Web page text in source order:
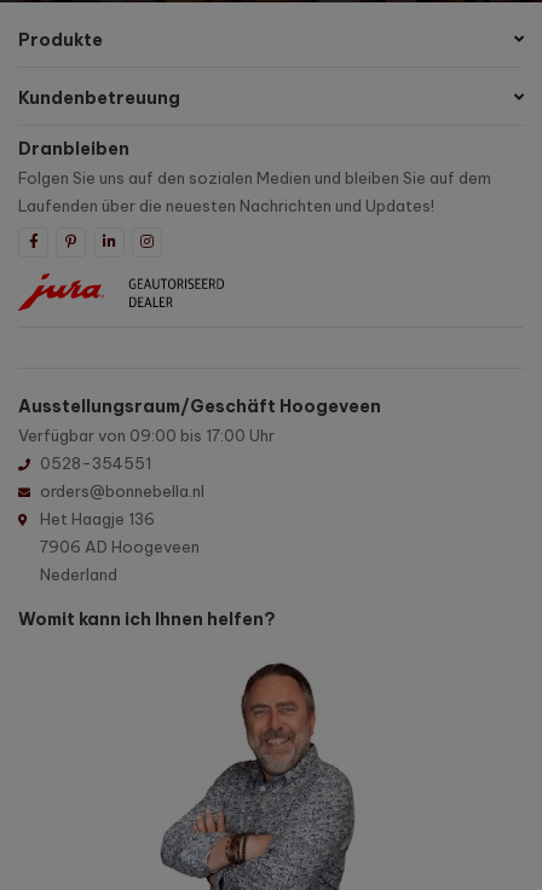
Produkte
Kundenbetreuung
Dranbleiben
Folgen Sie uns auf den sozialen Medien und bleiben Sie auf dem
Laufenden über die neuesten Nachrichten und Updates!
Ausstellungsraum/Geschäft Hoogeveen
Verfügbar von 09:00 bis 17:00 Uhr
0528-354551
orders@bonnebella.nl
Het Haagje 136
7906 AD Hoogeveen
Nederland
Womit kann ich Ihnen helfen?